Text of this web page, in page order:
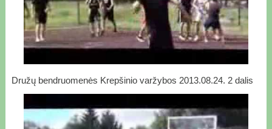
Družų bendruomenės Krepšinio varžybos 2013.08.24. 2 dalis